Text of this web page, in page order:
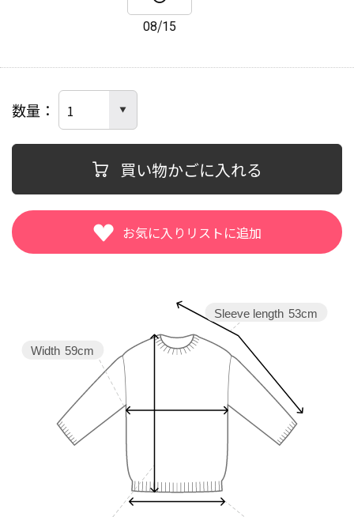
08/15
数量
買い物かごに入れる
Sleeve length 53cm
Width 59cm